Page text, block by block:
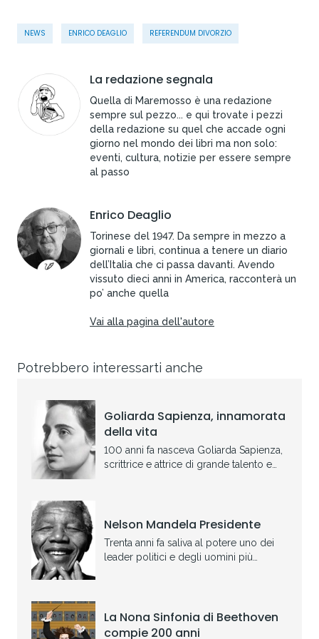
NEWS ENRICO DEAGLIO REFERENDUM DIVORZIO
La redazione segnala
Quella di Maremosso è una redazione
sempre sul pezzo... e qui trovate i pezzi
della redazione su quel che accade ogni
giorno nel mondo dei libri ma non solo:
eventi, cultura, notizie per essere sempre
al passo
Enrico Deaglio
Torinese del 1947. Da sempre in mezzo a
giornali e libri, continua a tenere un diario
dell’Italia che ci passa davanti. Avendo
vissuto dieci anni in America, racconterà un
po’ anche quella
Vai alla pagina dell'autore
Potrebbero interessarti anche
Goliarda Sapienza, innamorata
della vita
100 anni fa nasceva Goliarda Sapienza,
scrittrice e attrice di grande talento e
Nelson Mandela Presidente
Trenta anni fa saliva al potere uno dei
leader politici e degli uomini più
La Nona Sinfonia di Beethoven
compie 200 anni